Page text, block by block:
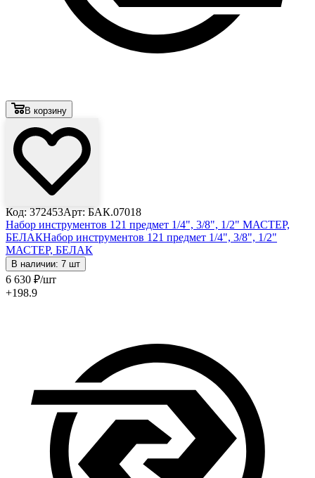
В корзину
Код: 372453Арт: БАК.07018
Набор инструментов 121 предмет 1/4", 3/8", 1/2" МАСТЕР,
БЕЛАКНабор инструментов 121 предмет 1/4", 3/8", 1/2"
МАСТЕР, БЕЛАК
В наличии: 7 шт
6 630 ₽/шт
+198.9